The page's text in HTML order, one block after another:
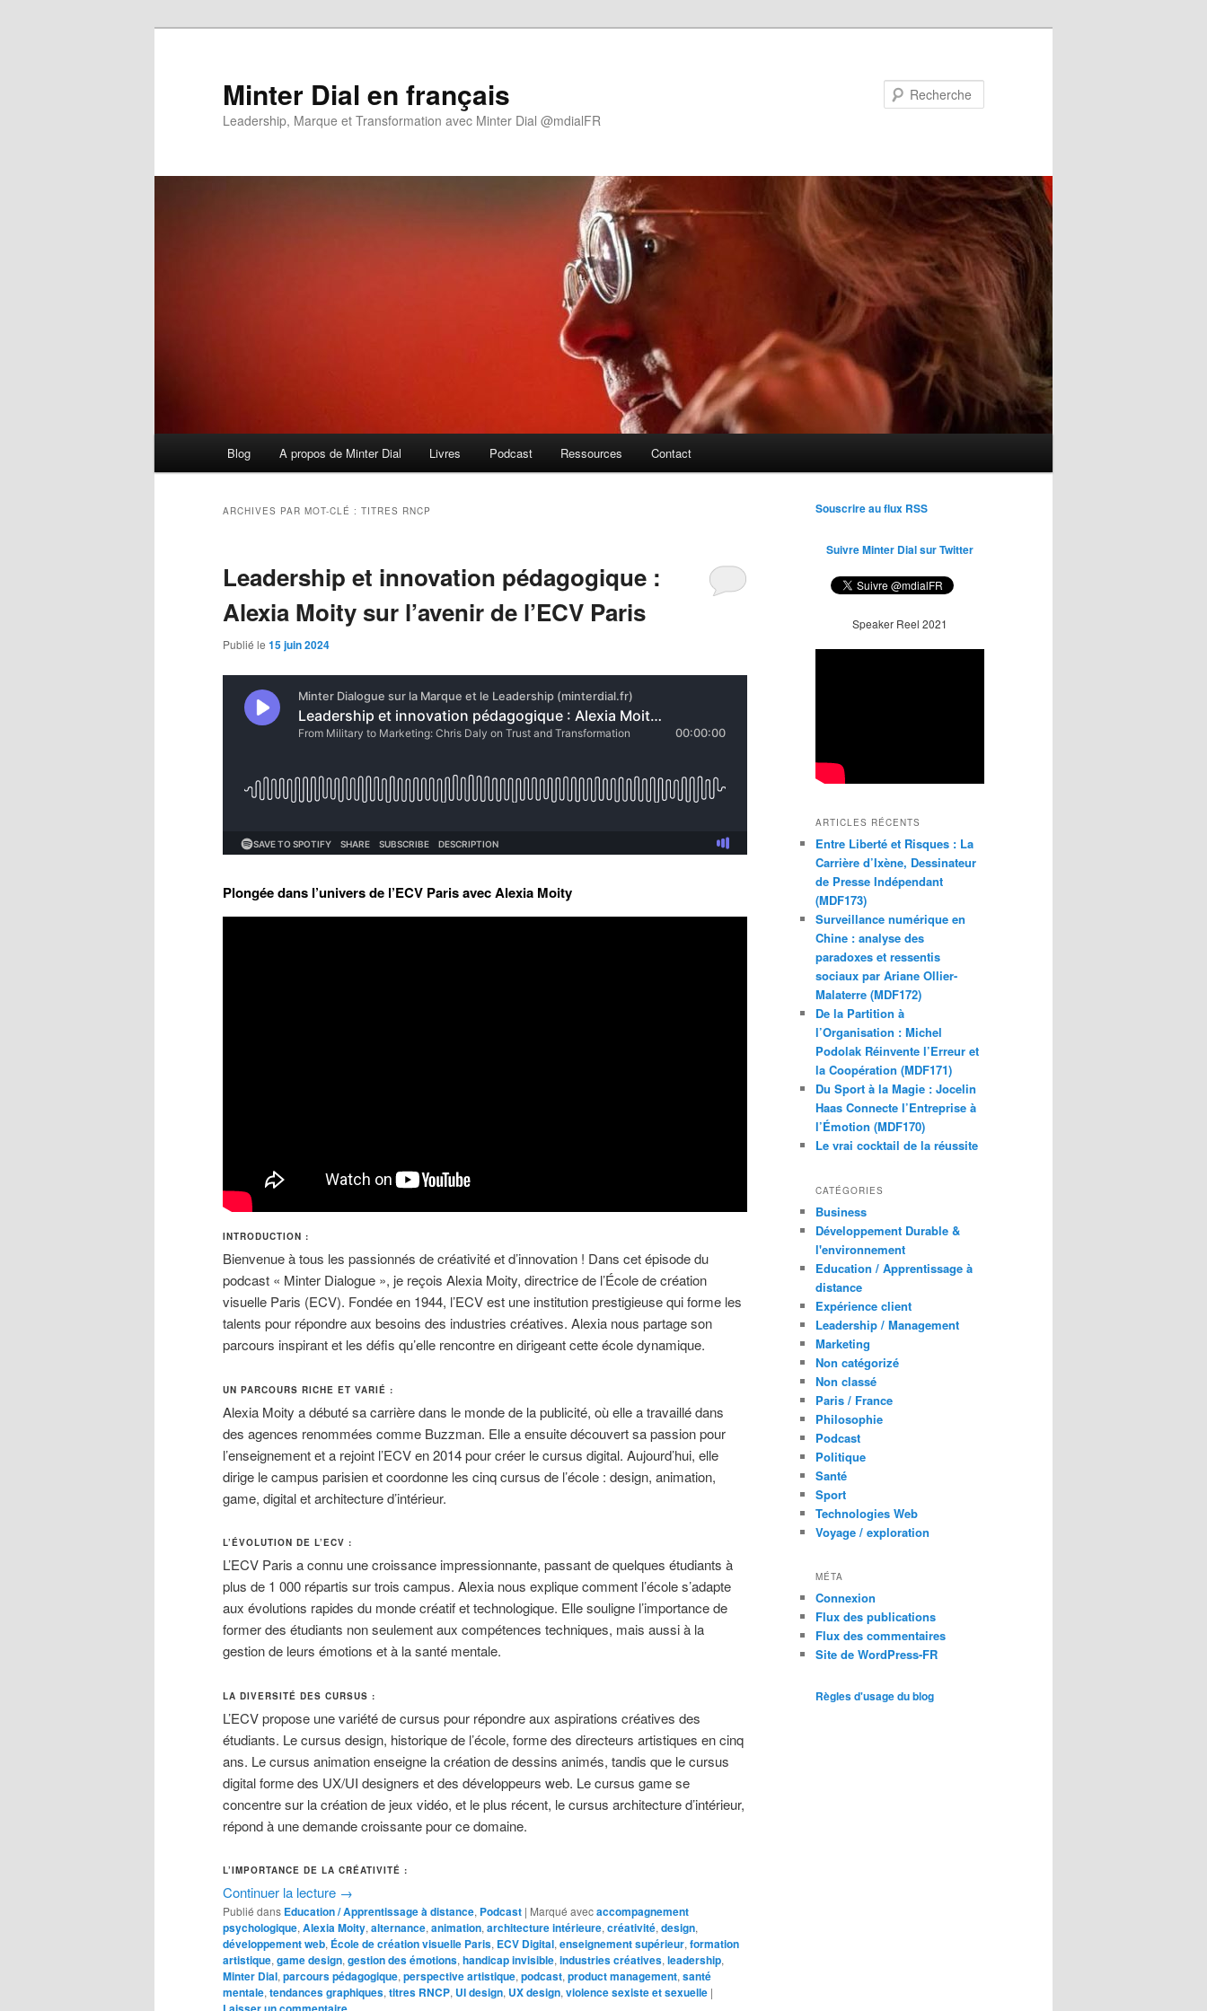
Minter Dial en français
Leadership, Marque et Transformation avec Minter Dial @mdialFR
Blog A propos de Minter Dial Livres Podcast Ressources Contact
ARCHIVES PAR MOT-CLÉ : TITRES RNCP
Leadership et innovation pédagogique :
Alexia Moity sur l’avenir de l’ECV Paris
Publié le 15 juin 2024
Plongée dans l’univers de l’ECV Paris avec Alexia Moity
INTRODUCTION :
Bienvenue à tous les passionnés de créativité et d’innovation ! Dans cet épisode du
podcast « Minter Dialogue », je reçois Alexia Moity, directrice de l’École de création
visuelle Paris (ECV). Fondée en 1944, l’ECV est une institution prestigieuse qui forme les
talents pour répondre aux besoins des industries créatives. Alexia nous partage son
parcours inspirant et les défis qu’elle rencontre en dirigeant cette école dynamique.
UN PARCOURS RICHE ET VARIÉ :
Alexia Moity a débuté sa carrière dans le monde de la publicité, où elle a travaillé dans
des agences renommées comme Buzzman. Elle a ensuite découvert sa passion pour
l’enseignement et a rejoint l’ECV en 2014 pour créer le cursus digital. Aujourd’hui, elle
dirige le campus parisien et coordonne les cinq cursus de l’école : design, animation,
game, digital et architecture d’intérieur.
L’ÉVOLUTION DE L’ECV :
L’ECV Paris a connu une croissance impressionnante, passant de quelques étudiants à
plus de 1 000 répartis sur trois campus. Alexia nous explique comment l’école s’adapte
aux évolutions rapides du monde créatif et technologique. Elle souligne l’importance de
former des étudiants non seulement aux compétences techniques, mais aussi à la
gestion de leurs émotions et à la santé mentale.
LA DIVERSITÉ DES CURSUS :
L’ECV propose une variété de cursus pour répondre aux aspirations créatives des
étudiants. Le cursus design, historique de l’école, forme des directeurs artistiques en cinq
ans. Le cursus animation enseigne la création de dessins animés, tandis que le cursus
digital forme des UX/UI designers et des développeurs web. Le cursus game se
concentre sur la création de jeux vidéo, et le plus récent, le cursus architecture d’intérieur,
répond à une demande croissante pour ce domaine.
L’IMPORTANCE DE LA CRÉATIVITÉ :
Continuer la lecture →
Publié dans Education / Apprentissage à distance, Podcast | Marqué avecaccompagnement
psychologique, Alexia Moity, alternance, animation, architecture intérieure, créativité, design,
développement web, École de création visuelle Paris, ECV Digital, enseignement supérieur, formation
artistique, game design, gestion des émotions, handicap invisible, industries créatives, leadership,
Minter Dial, parcours pédagogique, perspective artistique, podcast, product management, santé
mentale, tendances graphiques, titres RNCP, UI design, UX design, violence sexiste et sexuelle |
Souscrire au flux RSS
Suivre Minter Dial sur Twitter
Speaker Reel 2021
ARTICLES RÉCENTS
Entre Liberté et Risques : La
Carrière d’Ixène, Dessinateur
de Presse Indépendant
(MDF173)
Surveillance numérique en
Chine : analyse des
paradoxes et ressentis
sociaux par Ariane Ollier-
Malaterre (MDF172)
De la Partition à
l’Organisation : Michel
Podolak Réinvente l’Erreur et
la Coopération (MDF171)
Du Sport à la Magie : Jocelin
Haas Connecte l’Entreprise à
l’Émotion (MDF170)
Le vrai cocktail de la réussite
CATÉGORIES
Business
Développement Durable &
l'environnement
Education / Apprentissage à
distance
Expérience client
Leadership / Management
Marketing
Non catégorizé
Non classé
Paris / France
Philosophie
Podcast
Politique
Santé
Sport
Technologies Web
Voyage / exploration
MÉTA
Connexion
Flux des publications
Flux des commentaires
Site de WordPress-FR
Règles d'usage du blog